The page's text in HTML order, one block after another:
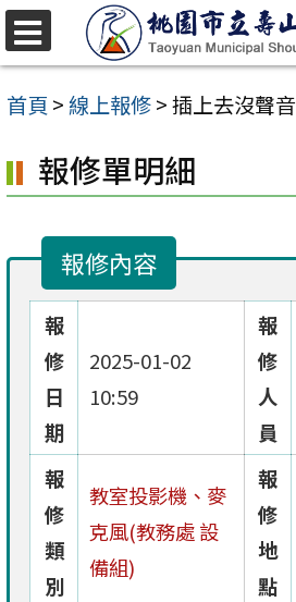
跳
至
主
內
容
首頁 >線上報修>插上去沒聲音
報修單明細
報修內容
報
修
日
期
2025-01-02
10:59
報
修
人
員
報
修
類
別
教室投影機、麥
克風(教務處 設
備組)
報
修
地
點
選
單